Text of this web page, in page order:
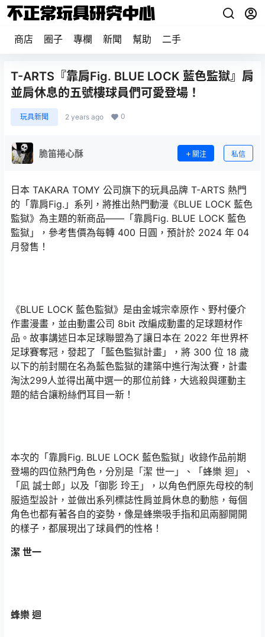
商店 圈子 專欄 新聞 幫助 二手
T-ARTS『靠肩Fig. BLUE LOCK 藍色監獄』肩
並肩休息的五號樓球員們可愛登場！
玩具新聞 2 years ago 0
脆笛捲心酥 關注 私信
日本 TAKARA TOMY 公司旗下的玩具品牌 T-ARTS 熱門
的「靠肩Fig.」系列，將推出熱門動漫《BLUE LOCK 藍色
監獄》為主題的新商品——「靠肩Fig. BLUE LOCK 藍色
監獄」，參考售價為每轉 400 日圓，預計於 2024 年 04
月發售！
《BLUE LOCK 藍色監獄》是由金城宗幸原作、野村優介
作畫漫畫，並由動畫公司 8bit 改編成動畫的足球題材作
品。故事講述日本足球聯盟為了讓日本在 2022 年世界杯
足球賽奪冠，發起了「藍色監獄計畫」，將 300 位 18 歲
以下的前封關在名為藍色監獄的建築中進行淘汰賽，計畫
淘汰299人並得出萬中選一的那位前鋒，大逃殺與運動主
題的結合讓粉絲們耳目一新！
本次的「靠肩Fig. BLUE LOCK 藍色監獄」收錄作品前期
登場的四位熱門角色，分別是「潔 世一」、「蜂樂 迴」、
「凪 誠士郎」以及「御影 玲王」，以角色們原先母校的制
服造型設計，並做出系列標誌性肩並肩休息的動態，每個
角色也都有著各自的姿勢，像是蜂樂吸手指和凪兩腳開開
的樣子，都展現出了球員們的性格！
潔 世一
蜂樂 迴